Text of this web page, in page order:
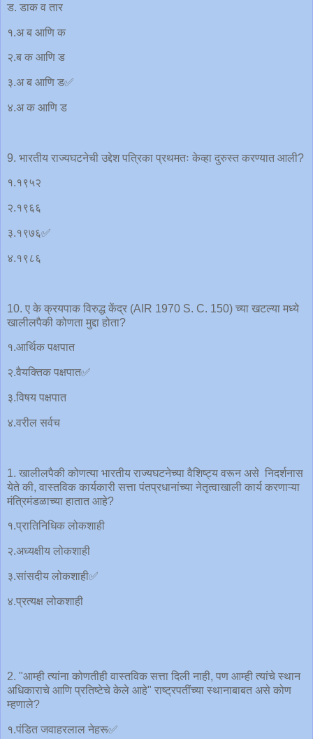
ड. डाक व तार
१.अ ब आणि क
२.ब क आणि ड
३.अ ब आणि ड✅
४.अ क आणि ड
9. भारतीय राज्यघटनेची उद्देश पत्रिका प्रथमतः केव्हा दुरुस्त करण्यात आली?
१.१९५२
२.१९६६
३.१९७६✅
४.१९८६
10. ए के क्रयपाक विरुद्ध केंद्र (AIR 1970 S. C. 150) च्या खटल्या मध्ये
खालीलपैकी कोणता मुद्दा होता?
१.आर्थिक पक्षपात
२.वैयक्तिक पक्षपात✅
३.विषय पक्षपात
४.वरील सर्वच
1. खालीलपैकी कोणत्या भारतीय राज्यघटनेच्या वैशिष्ट्य वरून असे निदर्शनास
येते की, वास्तविक कार्यकारी सत्ता पंतप्रधानांच्या नेतृत्वाखाली कार्य करणाऱ्या
मंत्रिमंडळाच्या हातात आहे?
१.प्रातिनिधिक लोकशाही
२.अध्यक्षीय लोकशाही
३.सांसदीय लोकशाही✅
४.प्रत्यक्ष लोकशाही
2. "आम्ही त्यांना कोणतीही वास्तविक सत्ता दिली नाही, पण आम्ही त्यांचे स्थान
अधिकाराचे आणि प्रतिष्टेचे केले आहे" राष्ट्रपतींच्या स्थानाबाबत असे कोण
म्हणाले?
१.पंडित जवाहरलाल नेहरू✅